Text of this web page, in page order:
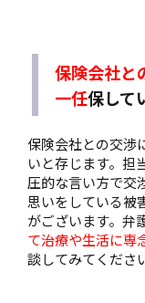
保険会社と
一任保して
保険会社との交渉
いと存じます。担
圧的な言い方で交
思いをしている被
がございます。弁
て治療や生活に専
談してみてくださ